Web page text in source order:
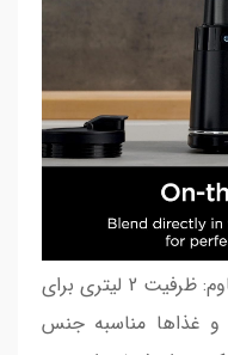
پارچ 2 لیتری از جنس پلاستیک مقاوم: ظرفیت 2 لیتری برای
و غذاها مناسبه جنس